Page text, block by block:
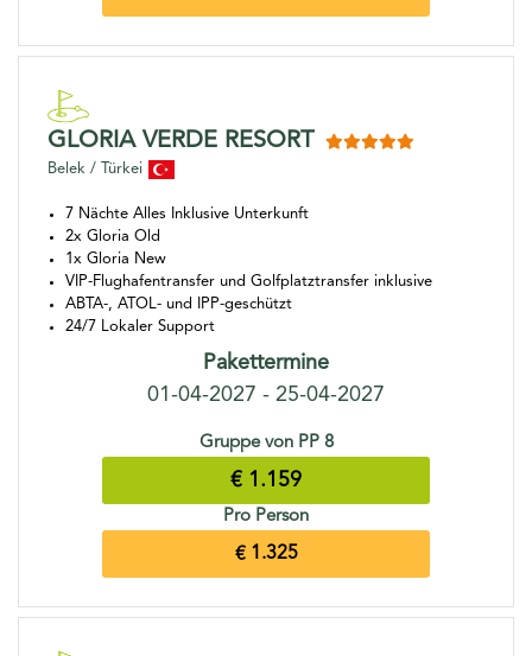
GLORIA VERDE RESORT
Belek / Türkei
7 Nächte Alles Inklusive Unterkunft
2x Gloria Old
1x Gloria New
VIP-Flughafentransfer und Golfplatztransfer inklusive
ABTA-, ATOL- und IPP-geschützt
24/7 Lokaler Support
Pakettermine
01-04-2027 - 25-04-2027
Gruppe von PP 8
€ 1.159
Pro Person
€ 1.325